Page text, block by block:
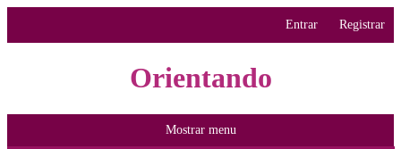
Entrar Registrar
Orientando
Mostrar menu